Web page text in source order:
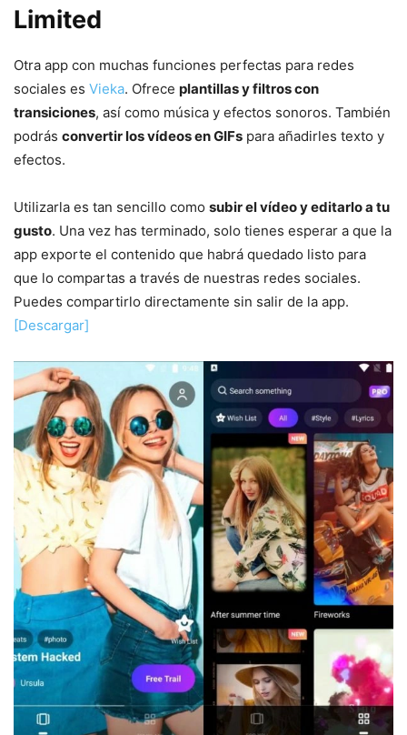
Limited
Otra app con muchas funciones perfectas para redes
sociales es Vieka. Ofrece plantillas y filtros con
transiciones, así como música y efectos sonoros. También
podrás convertir los vídeos en GIFs para añadirles texto y
efectos.
Utilizarla es tan sencillo como subir el vídeo y editarlo a tu
gusto. Una vez has terminado, solo tienes esperar a que la
app exporte el contenido que habrá quedado listo para
que lo compartas a través de nuestras redes sociales.
Puedes compartirlo directamente sin salir de la app.
[Descargar]